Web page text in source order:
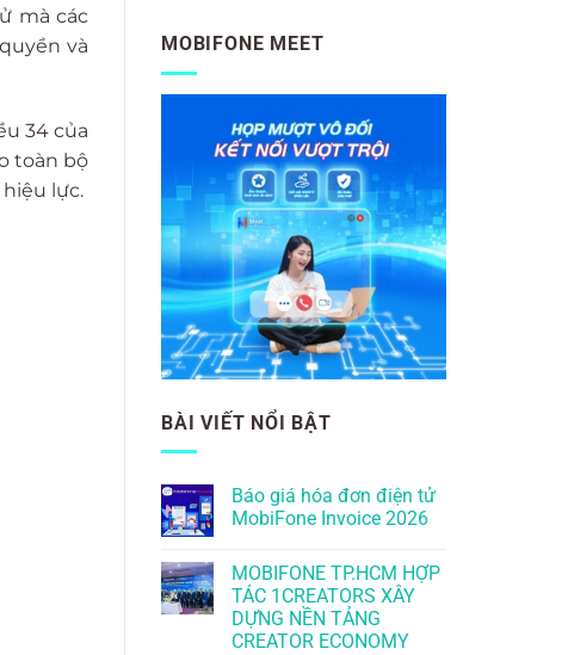
mà các
và
34 của
toàn bộ
lực.
MOBIFONE MEET
BÀI VIẾT NỔI BẬT
Báo giá hóa đơn điện tử
MobiFone Invoice 2026
MOBIFONE TP.HCM HỢP
TÁC 1CREATORS XÂY
DỰNG NỀN TẢNG
CREATOR ECONOMY